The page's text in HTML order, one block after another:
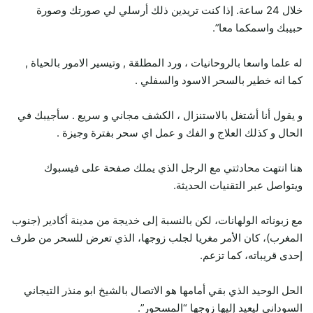
خلال 24 ساعة. إذا كنت تريدين ذلك أرسلي لي صورتك وصورة
حبيبك واسمكما معا”.
له علما واسعا بالروحانيات ، ورد المطلقة , وتيسير الامور بالحياة ,
كما انه خطير بالسحر الاسود والسفلي .
و يقول أنا أشتغل بالاستنزال ، الكشف مجاني و سريع . سأجيبك في
الحال و كذلك العلاج و الفك و عمل اي سحر بفترة وجيزة .
هنا انتهت محادثتي مع الرجل الذي يملك صفحة على فيسبوك
ويتواصل عبر التقنيات الحديثة.
مع زبوناته الولهانات، لكن بالنسبة إلى خديجة من مدينة أكادير (جنوب
المغرب)، كان الأمر مغريا لجلب زوجها، الذي تعرض للسحر من طرف
إحدى قريباته، كما تزعم.
الحل الوحيد الذي بقي أمامها هو الاتصال بالشيخ ابو منذر التيجاني
السوداني ليعيد إليها زوجها “المسحور”.